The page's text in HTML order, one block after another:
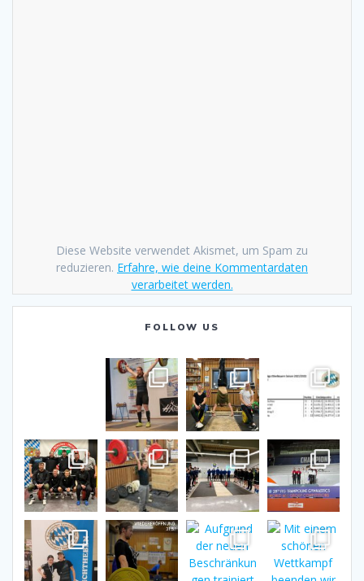
Diese Website verwendet Akismet, um Spam zu
reduzieren. Erfahre, wie deine Kommentardaten
verarbeitet werden.
FOLLOW US